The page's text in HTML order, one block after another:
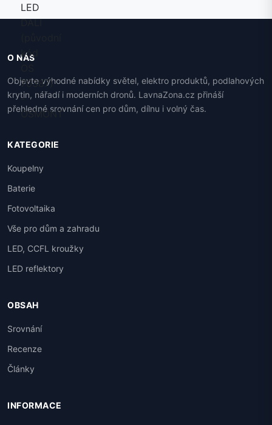
O NÁS
Objevte výhodné nabídky světel, elektro produktů, podlahových
krytin, nářadí i moderních dronů. LavnaZona.cz přináší
přehledné srovnání cen pro dům, dílnu i volný čas.
KATEGORIE
Koupelny
Baterie
Fotovoltaika
Vše pro dům a zahradu
LED, CCFL kroužky
LED reflektory
OBSAH
Srovnání
Recenze
Články
INFORMACE